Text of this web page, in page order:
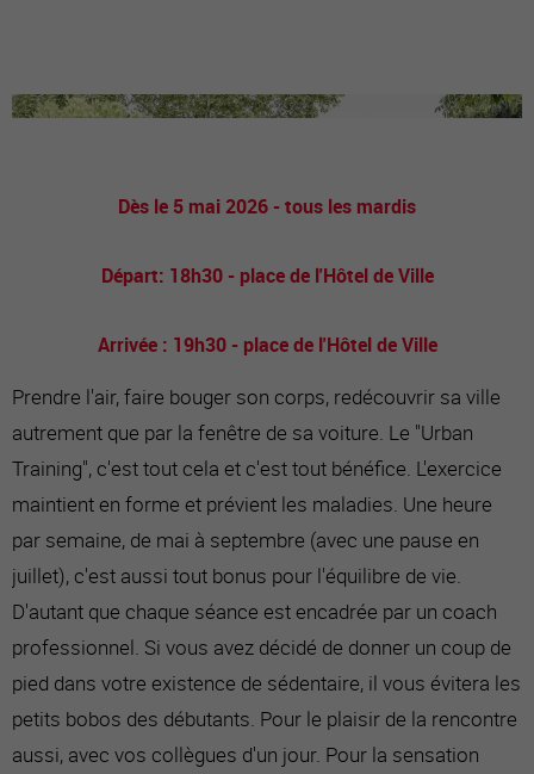
Dès le 5 mai 2026 - tous les mardis
Départ: 18h30 - place de l'Hôtel de Ville
Arrivée : 19h30 - place de l'Hôtel de Ville
Prendre l'air, faire bouger son corps, redécouvrir sa ville
autrement que par la fenêtre de sa voiture. Le "Urban
Training", c'est tout cela et c'est tout bénéfice. L'exercice
maintient en forme et prévient les maladies. Une heure
par semaine, de mai à septembre (avec une pause en
juillet), c'est aussi tout bonus pour l'équilibre de vie.
D'autant que chaque séance est encadrée par un coach
professionnel. Si vous avez décidé de donner un coup de
pied dans votre existence de sédentaire, il vous évitera les
petits bobos des débutants. Pour le plaisir de la rencontre
aussi, avec vos collègues d'un jour. Pour la sensation